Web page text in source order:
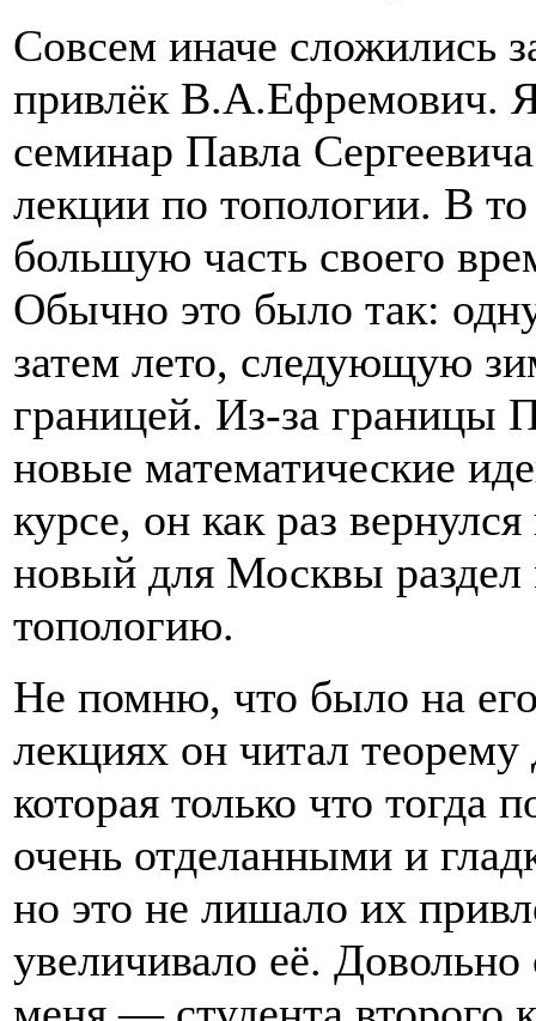
Совсем иначе сложились
привлёк В.А.Ефремович. Я
семинар Павла
лекции по топологии. В
большую часть своего
Обычно это было так:
затем лето, следующую
границей. Из-за границы
новые математические
курсе, он как раз
новый для Москвы
топологию.
Не помню, что было на
лекциях он читал
которая только что тогда
очень отделанными и
но это не лишало их
увеличивало её.